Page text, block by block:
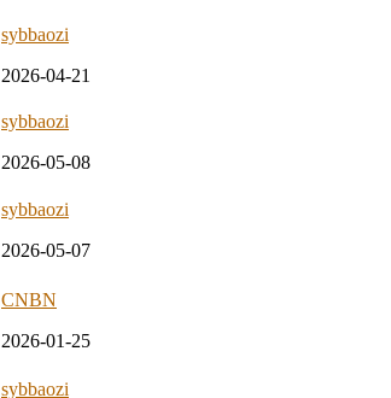
sybbaozi
2026-04-21
sybbaozi
2026-05-08
sybbaozi
2026-05-07
CNBN
2026-01-25
sybbaozi